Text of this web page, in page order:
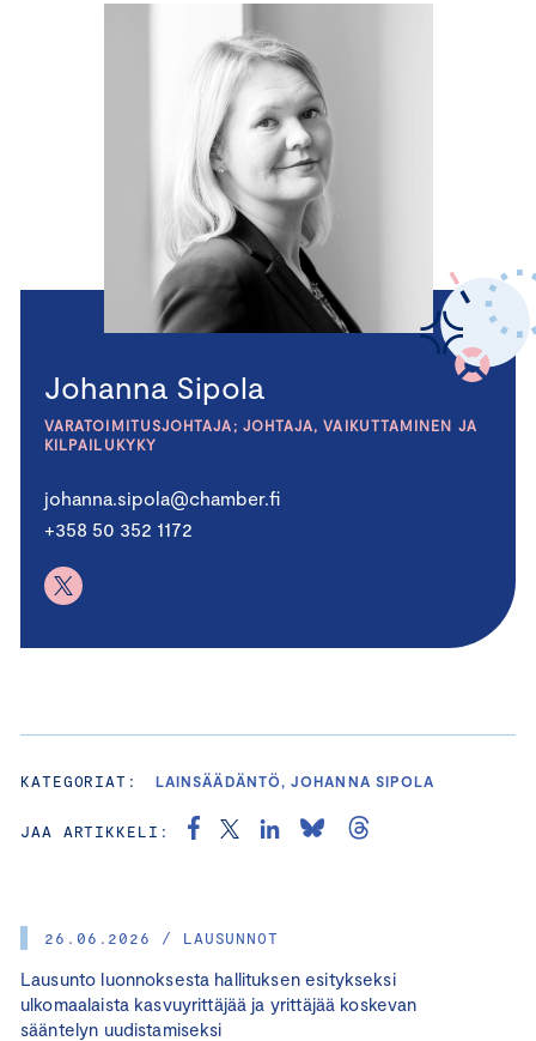
26.06.2026 / LAUSUNNOT
Lausunto luonnoksesta hallituksen esitykseksi
ulkomaalaista kasvuyrittäjää ja yrittäjää koskevan
sääntelyn uudistamiseksi
Johanna Sipola
VARATOIMITUSJOHTAJA; JOHTAJA, VAIKUTTAMINEN JA
KILPAILUKYKY
johanna.sipola@chamber.fi
+358 50 352 1172
KATEGORIAT: LAINSÄÄDÄNTÖ, JOHANNA SIPOLA
JAA ARTIKKELI: